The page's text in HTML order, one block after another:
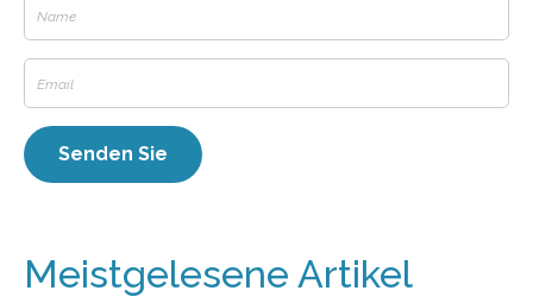
Meistgelesene Artikel